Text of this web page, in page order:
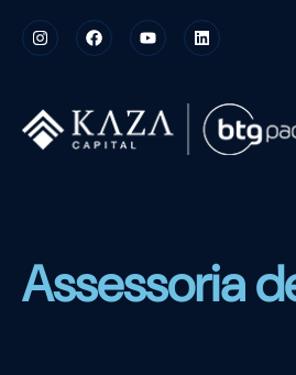
Assessoria